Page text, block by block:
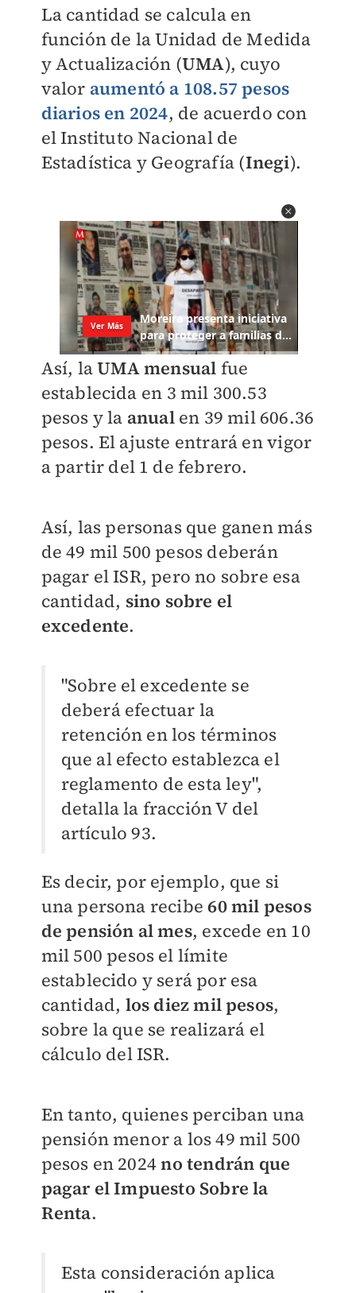
La cantidad se calcula en
función de laUnidad de Medida
y Actualización (UMA), cuyo
valor aumentó a 108.57 pesos
diarios en 2024, de acuerdo con
elInstituto Nacional de
Estadística y Geografía (Inegi).
Así, laUMA mensual fue
establecida en 3 mil 300.53
pesos y la anual en 39 mil 606.36
pesos. El ajuste entrará en vigor
a partir del 1 de febrero.
Así, las personas que ganen más
de 49 mil 500 pesos deberán
pagar el ISR, pero no sobre esa
cantidad, sino sobre el
excedente.
"Sobre el excedente se
deberá efectuar la
retención en los términos
que al efecto establezca el
reglamento de esta ley",
detalla la fracción V del
artículo 93.
Es decir, por ejemplo, que si
una persona recibe60 mil pesos
de pensión al mes, excede en 10
mil 500 pesos el límite
establecido y será por esa
cantidad, los diez mil pesos,
sobre la que se realizará el
cálculo del ISR.
En tanto, quienes perciban una
pensión menor a los 49 mil 500
pesos en 2024no tendrán que
pagar el Impuesto Sobre la
Renta.
Esta consideración aplica